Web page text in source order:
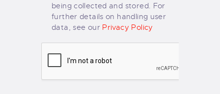
being collected and stored. For
further details on handling user
data, see our Privacy Policy